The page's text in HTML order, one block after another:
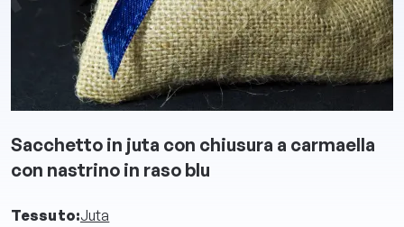
Sacchetto in juta con chiusura a carmaella
con nastrino in raso blu
Tessuto:Juta